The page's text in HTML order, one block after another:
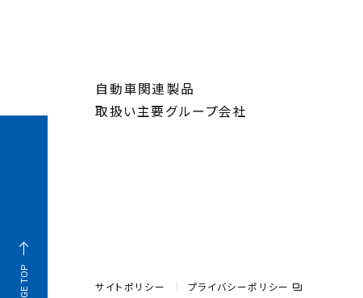
自動車関連製品
取扱い主要グループ会社
サイトポリシー プライバシーポリシー
PAGE TOP